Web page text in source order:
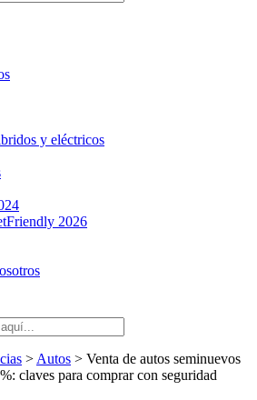
y eléctricos
2026
> Autos > Venta de autos seminuevos
claves para comprar con seguridad